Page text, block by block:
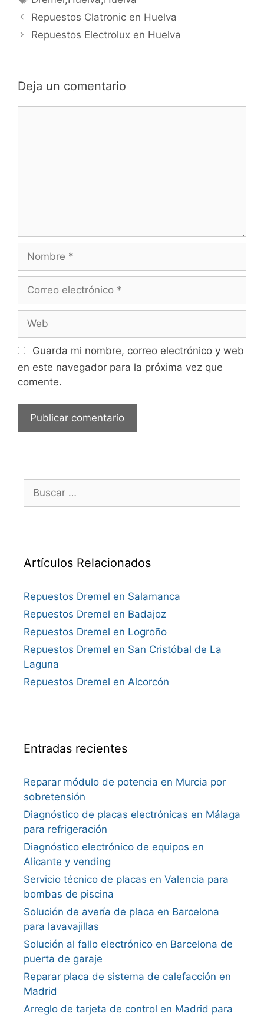
Navegación
de
entradas
Repuestos Clatronic en Huelva
Repuestos Electrolux en Huelva
Deja un comentario
electrónico
Guarda mi nombre, correo electrónico y web
en este navegador para la próxima vez que
comente.
Buscar:
Artículos Relacionados
Repuestos Dremel en Salamanca
Repuestos Dremel en Badajoz
Repuestos Dremel en Logroño
Repuestos Dremel en San Cristóbal de La
Laguna
Repuestos Dremel en Alcorcón
Entradas recientes
Reparar módulo de potencia en Murcia por
sobretensión
Diagnóstico de placas electrónicas en Málaga
para refrigeración
Diagnóstico electrónico de equipos en
Alicante y vending
Servicio técnico de placas en Valencia para
bombas de piscina
Solución de avería de placa en Barcelona
para lavavajillas
Solución al fallo electrónico en Barcelona de
puerta de garaje
Reparar placa de sistema de calefacción en
Madrid
Arreglo de tarjeta de control en Madrid para